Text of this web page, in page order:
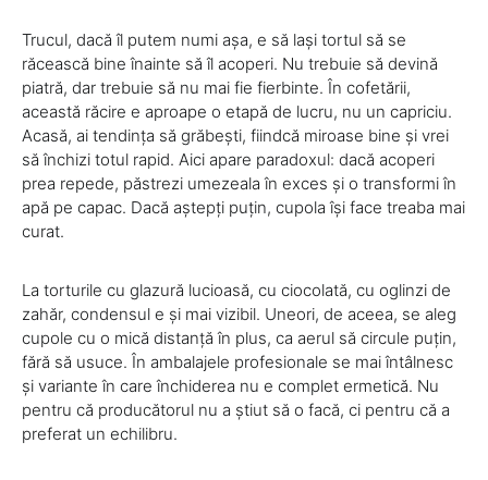
Trucul, dacă îl putem numi așa, e să lași tortul să se
răcească bine înainte să îl acoperi. Nu trebuie să devină
piatră, dar trebuie să nu mai fie fierbinte. În cofetării,
această răcire e aproape o etapă de lucru, nu un capriciu.
Acasă, ai tendința să grăbești, fiindcă miroase bine și vrei
să închizi totul rapid. Aici apare paradoxul: dacă acoperi
prea repede, păstrezi umezeala în exces și o transformi în
apă pe capac. Dacă aștepți puțin, cupola își face treaba mai
curat.
La torturile cu glazură lucioasă, cu ciocolată, cu oglinzi de
zahăr, condensul e și mai vizibil. Uneori, de aceea, se aleg
cupole cu o mică distanță în plus, ca aerul să circule puțin,
fără să usuce. În ambalajele profesionale se mai întâlnesc
și variante în care închiderea nu e complet ermetică. Nu
pentru că producătorul nu a știut să o facă, ci pentru că a
preferat un echilibru.